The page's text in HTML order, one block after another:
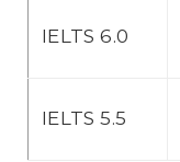
IELTS 6.0
IELTS 5.5